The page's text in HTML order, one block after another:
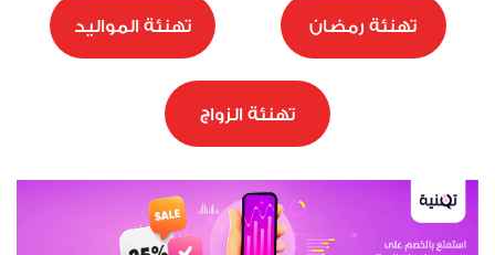
تهنئة رمضان تهنئة المواليد
تهنئة الزواج